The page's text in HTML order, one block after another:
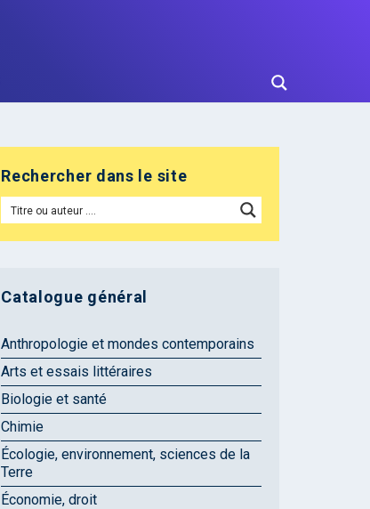
Rechercher dans le site
Catalogue général
Anthropologie et mondes contemporains
Arts et essais littéraires
Biologie et santé
Chimie
Écologie, environnement, sciences de la
Terre
Économie, droit